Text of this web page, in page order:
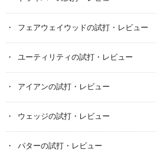
フェアウェイウッドの試打・レビュー
ユーティリティの試打・レビュー
アイアンの試打・レビュー
ウェッジの試打・レビュー
パターの試打・レビュー